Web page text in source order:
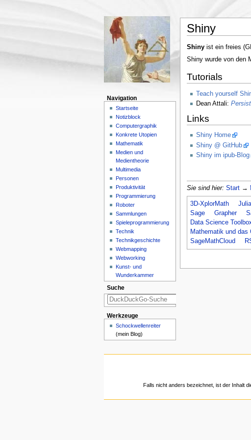
Shiny
Shinyist ein freies
Shiny wurde von den
Tutorials
Teach yourself
Dean Attali:
Links
Shiny Home
Shiny @ GitHub
Shiny im ipub-Blog
Sie sind hier: Start→
3D-XplorMath
Sage
Grapher
Data Science
Mathematik und das
SageMathCloud
Navigation
Startseite
Notizblock
Computergraphik
Konkrete Utopien
Mathematik
Medien und
Medientheorie
Multimedia
Personen
Produktivität
Programmierung
Roboter
Sammlungen
Spieleprogrammierung
Technik
Technikgeschichte
Webmapping
Webworking
Kunst- und
Wunderkammer
Suche
Werkzeuge
Schockwellenreiter
(mein Blog)
Falls nicht anders bezeichnet, ist der Inhalt